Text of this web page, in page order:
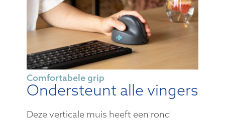
Comfortabele grip
Ondersteunt alle vingers
Deze verticale muis heeft een rond